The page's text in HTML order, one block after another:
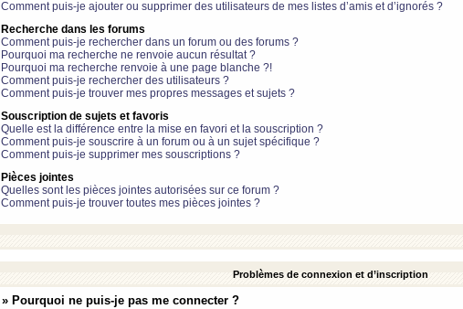
Comment puis-je ajouter ou supprimer des utilisateurs de mes listes d’amis et d’ignorés ?
Recherche dans les forums
Comment puis-je rechercher dans un forum ou des forums ?
Pourquoi ma recherche ne renvoie aucun résultat ?
Pourquoi ma recherche renvoie à une page blanche ?!
Comment puis-je rechercher des utilisateurs ?
Comment puis-je trouver mes propres messages et sujets ?
Souscription de sujets et favoris
Quelle est la différence entre la mise en favori et la souscription ?
Comment puis-je souscrire à un forum ou à un sujet spécifique ?
Comment puis-je supprimer mes souscriptions ?
Pièces jointes
Quelles sont les pièces jointes autorisées sur ce forum ?
Comment puis-je trouver toutes mes pièces jointes ?
Problèmes de connexion et d’inscription
» Pourquoi ne puis-je pas me connecter ?